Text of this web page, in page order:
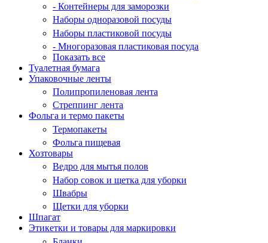
- Контейнеры для заморозки
Наборы одноразовой посуды
Наборы пластиковой посуды
- Многоразовая пластиковая посуда
Показать все
Туалетная бумага
Упаковочные ленты
Полипропиленовая лента
Стреппинг лента
Фольга и термо пакеты
Термопакеты
Фольга пищевая
Хозтовары
Ведро для мытья полов
Набор совок и щетка для уборки
Швабры
Щетки для уборки
Шпагат
Этикетки и товары для маркировки